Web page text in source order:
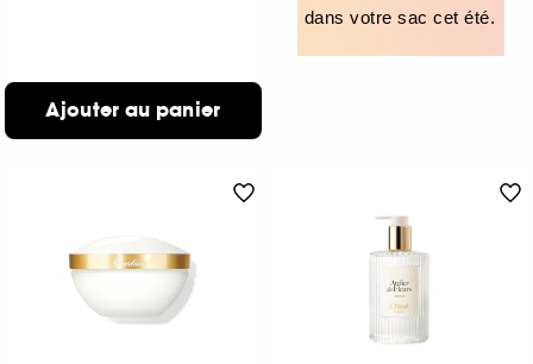
Ajouter au panier
dans votre sac cet été.